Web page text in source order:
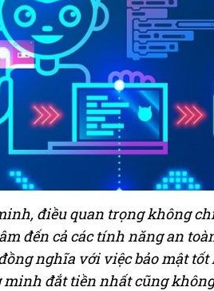
điều quan trọng không
đến cả các tính năng an
nghĩa với việc bảo mật
đắt tiền nhất cũng